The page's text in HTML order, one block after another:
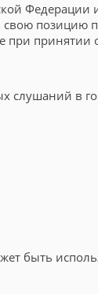
при
слушаний в
быть